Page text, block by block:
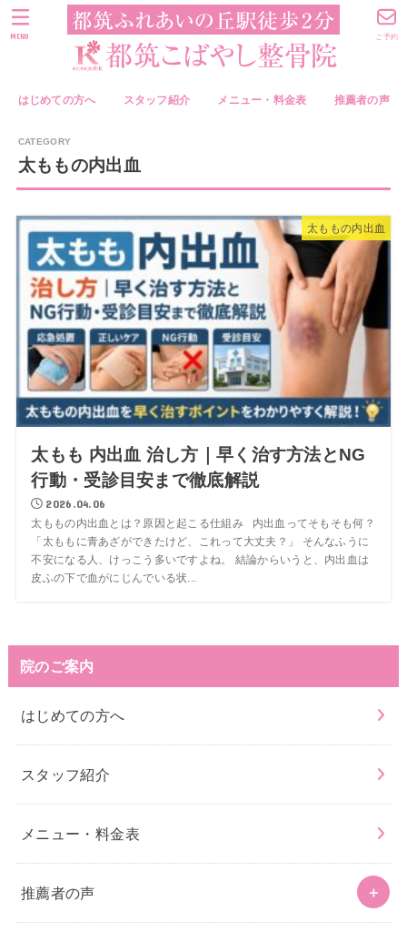
はじめての方へ スタッフ紹介 メニュー・料金表 推薦者の声
ご予約
MENU
太ももの内出血
太ももの内出血
太もも 内出血 治し方｜早く治す方法とNG
行動・受診目安まで徹底解説
2026.04.06
太ももの内出血とは？原因と起こる仕組み 内出血ってそもそも何？
「太ももに青あざができたけど、これって大丈夫？」 そんなふうに
不安になる人、けっこう多いですよね。 結論からいうと、内出血は
皮ふの下で血がにじんでいる状...
院のご案内
はじめての方へ
スタッフ紹介
メニュー・料金表
推薦者の声